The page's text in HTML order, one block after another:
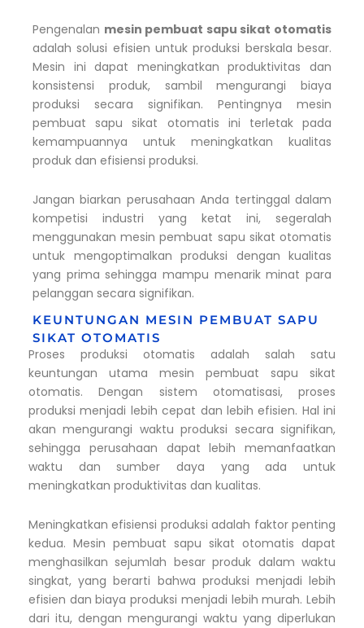
Pengenalan mesin pembuat sapu sikat otomatis
adalah solusi efisien untuk produksi berskala besar.
Mesin ini dapat meningkatkan produktivitas dan
konsistensi produk, sambil mengurangi biaya
produksi secara signifikan. Pentingnya mesin
pembuat sapu sikat otomatis ini terletak pada
kemampuannya untuk meningkatkan kualitas
produk dan efisiensi produksi.
Jangan biarkan perusahaan Anda tertinggal dalam
kompetisi industri yang ketat ini, segeralah
menggunakan mesin pembuat sapu sikat otomatis
untuk mengoptimalkan produksi dengan kualitas
yang prima sehingga mampu menarik minat para
pelanggan secara signifikan.
KEUNTUNGAN MESIN PEMBUAT SAPU
SIKAT OTOMATIS
Proses produksi otomatis adalah salah satu
keuntungan utama mesin pembuat sapu sikat
otomatis. Dengan sistem otomatisasi, proses
produksi menjadi lebih cepat dan lebih efisien. Hal ini
akan mengurangi waktu produksi secara signifikan,
sehingga perusahaan dapat lebih memanfaatkan
waktu dan sumber daya yang ada untuk
meningkatkan produktivitas dan kualitas.
Meningkatkan efisiensi produksi adalah faktor penting
kedua. Mesin pembuat sapu sikat otomatis dapat
menghasilkan sejumlah besar produk dalam waktu
singkat, yang berarti bahwa produksi menjadi lebih
efisien dan biaya produksi menjadi lebih murah. Lebih
dari itu, dengan mengurangi waktu yang diperlukan